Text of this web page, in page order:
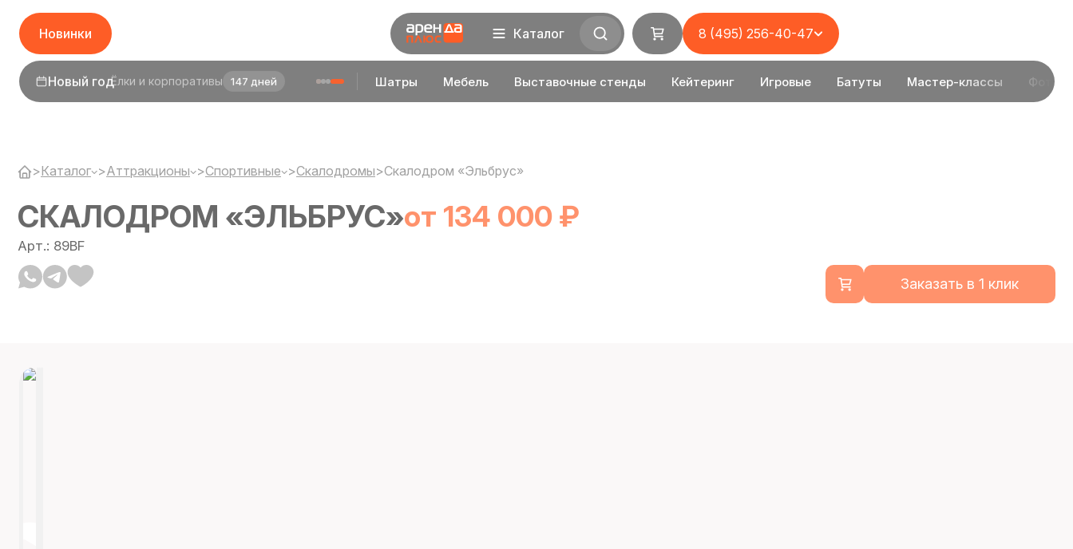
Новинки
1 сентябряДень знаний 25 дней Шатры Мебель Выставочные стенды Кейтеринг Игровые Батуты Мастер-классы
Каталог 8 (495) 256-40-47
>Каталог >Аттракционы >Спортивные >Скалодромы>Скалодром «Эльбрус»
СКАЛОДРОМ «ЭЛЬБРУС»от 134 000 ₽
Арт.: 89BF
Заказать в 1 клик